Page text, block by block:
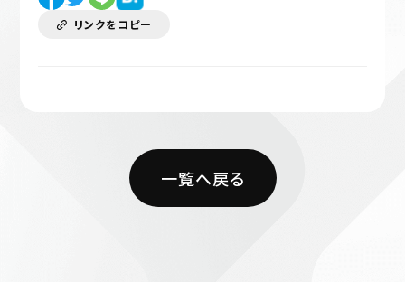
リンクをコピー
一覧へ戻る